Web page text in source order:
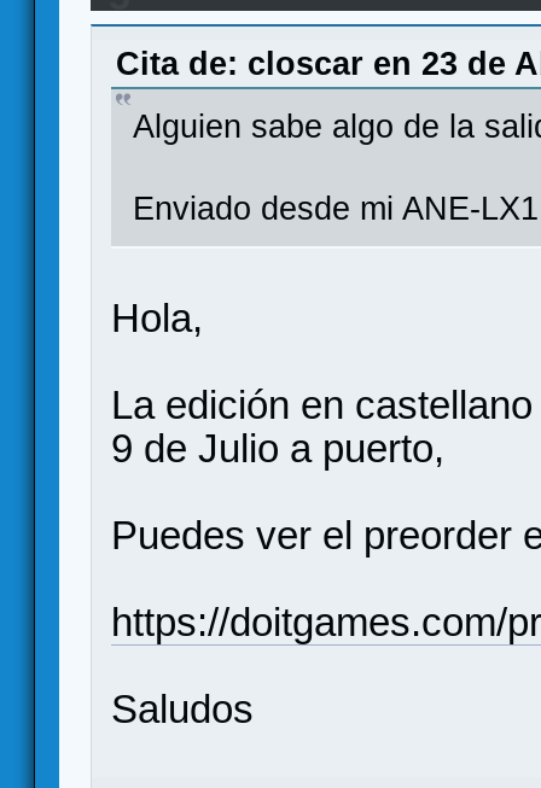
Cita de: closcar en 23 de
Alguien sabe algo de la
Enviado desde mi ANE-
Hola,
La edición en
9 de Julio a puerto,
Puedes ver el preorder
https://doitgames.com/
Saludos